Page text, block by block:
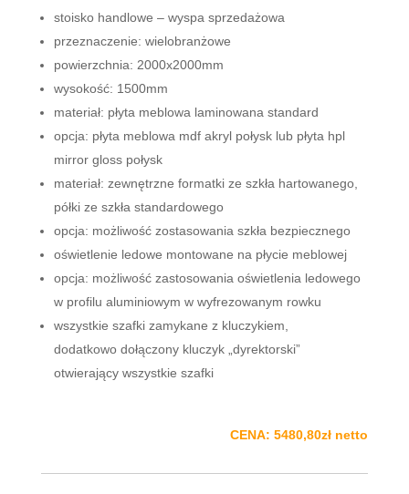
stoisko handlowe – wyspa sprzedażowa
przeznaczenie: wielobranżowe
powierzchnia: 2000x2000mm
wysokość: 1500mm
materiał: płyta meblowa laminowana standard
opcja: płyta meblowa mdf akryl połysk lub płyta hpl
mirror gloss połysk
materiał: zewnętrzne formatki ze szkła hartowanego,
półki ze szkła standardowego
opcja: możliwość zostasowania szkła bezpiecznego
oświetlenie ledowe montowane na płycie meblowej
opcja: możliwość zastosowania oświetlenia ledowego
w profilu aluminiowym w wyfrezowanym rowku
wszystkie szafki zamykane z kluczykiem,
dodatkowo dołączony kluczyk „dyrektorski”
otwierający wszystkie szafki
CENA: 5480,80zł netto